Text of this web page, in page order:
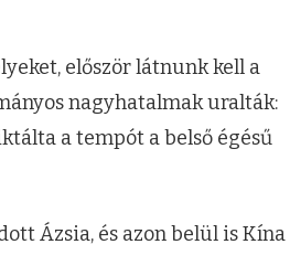
először látnunk kell a
nagyhatalmak uralták:
a tempót a belső égésű
Ázsia, és azon belül is Kína